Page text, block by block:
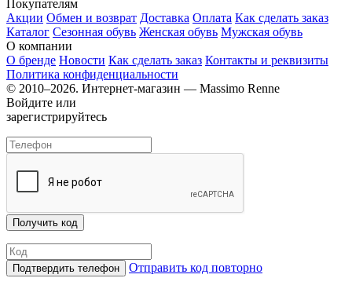
Покупателям
Акции Обмен и возврат Доставка Оплата Как сделать заказ
Каталог Сезонная обувь Женская обувь Мужская обувь
О компании
О бренде Новости Как сделать заказ Контакты и реквизиты
Политика конфиденциальности
© 2010–2026. Интернет-магазин — Massimo Renne
Войдите или
зарегистрируйтесь
Отправить код повторно